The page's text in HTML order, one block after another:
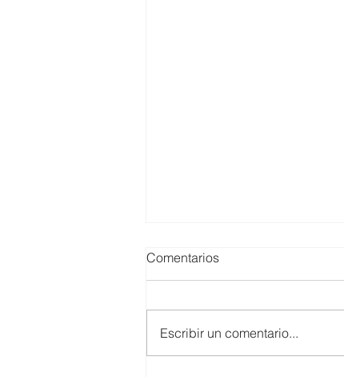
Comentarios
Escribir un comentario...